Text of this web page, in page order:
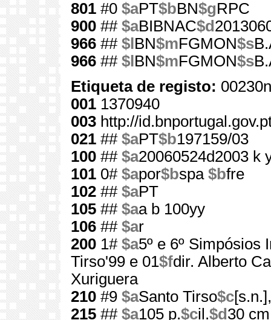
801 #0 $aPT$bBN$gRPC
900 ## $aBIBNAC$d
966 ## $l BN$mFGMON$s
966 ## $l BN$mFGMON$s
Etiqueta de registo:
001 1370940
003 http://
021 ## $aPT$b197159/03
100 ## $a20060524d2003 k
101 0# $apor$bspa $bfre
102 ## $aPT
105 ## $aa b 100yy
106 ## $ar
200 1# $a5º e 6º Simpósios
Tirso'99 e 01$fdir. Alberto
Xuriguera
210 #9 $aSanto Tirso$c[s.n.],
215 ## $a105 p.$cil.$d 30 cm